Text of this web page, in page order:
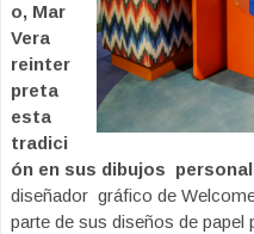
o, Mar
Vera
reinter
preta
esta
tradici
ón en sus dibujos
diseñador gráfico de
parte de sus diseños de